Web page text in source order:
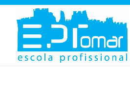
Warning: Undefined array key 1 in/